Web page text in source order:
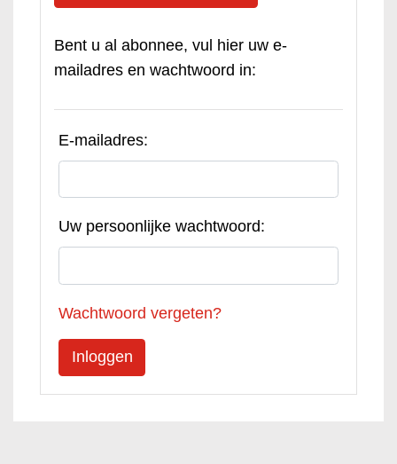
Bent u al abonnee, vul hier uw e-
mailadres en wachtwoord in:
E-mailadres:
Uw persoonlijke wachtwoord:
Wachtwoord vergeten?